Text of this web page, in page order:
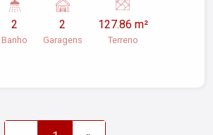
CONTA COM UMA AMPLA
COM PISCINAS, SALÃO DE
CHURRASQUEIRA,
COM COZINHA AMERICANA,
2
Banho
2
Garagens
127.86 m²
Terreno